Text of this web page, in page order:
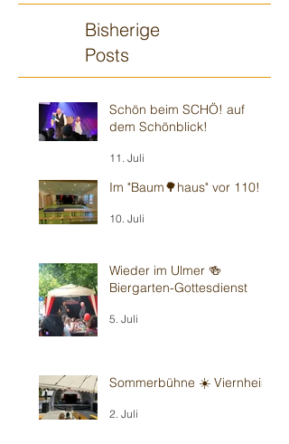
Bisherige
Posts
Schön beim SCHÖ! auf
dem Schönblick!
11. Juli
Im "Baum🌳haus" vor 110!
10. Juli
Wieder im Ulmer 🍻
Biergarten-Gottesdienst
5. Juli
Sommerbühne ☀️ Viernheim
2. Juli